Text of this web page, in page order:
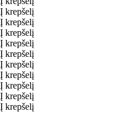
Į krepšelį
Į krepšelį
Į krepšelį
Į krepšelį
Į krepšelį
Į krepšelį
Į krepšelį
Į krepšelį
Į krepšelį
Į krepšelį